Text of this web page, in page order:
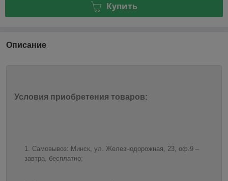
Купить
Описание
Условия приобретения товаров:
Самовывоз: Минск, ул. Железнодорожная, 23, оф.9 –
завтра, бесплатно;